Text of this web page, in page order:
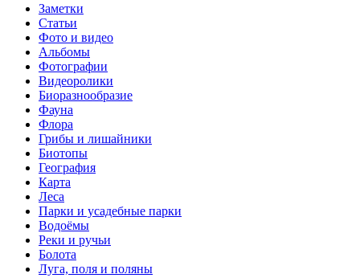
Заметки
Статьи
Фото и видео
Альбомы
Фотографии
Видеоролики
Биоразнообразие
Фауна
Флора
Грибы и лишайники
Биотопы
География
Карта
Леса
Парки и усадебные парки
Водоёмы
Реки и ручьи
Болота
Луга, поля и поляны